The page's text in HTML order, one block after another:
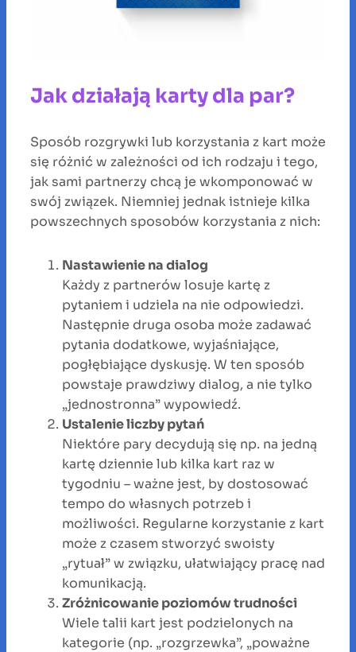
Jak działają karty dla par?
Sposób rozgrywki lub korzystania z kart może
się różnić w zależności od ich rodzaju i tego,
jak sami partnerzy chcą je wkomponować w
swój związek. Niemniej jednak istnieje kilka
powszechnych sposobów korzystania z nich:
Nastawienie na dialog
Każdy z partnerów losuje kartę z
pytaniem i udziela na nie odpowiedzi.
Następnie druga osoba może zadawać
pytania dodatkowe, wyjaśniające,
pogłębiające dyskusję. W ten sposób
powstaje prawdziwy dialog, a nie tylko
„jednostronna” wypowiedź.
Ustalenie liczby pytań
Niektóre pary decydują się np. na jedną
kartę dziennie lub kilka kart raz w
tygodniu – ważne jest, by dostosować
tempo do własnych potrzeb i
możliwości. Regularne korzystanie z kart
może z czasem stworzyć swoisty
„rytuał” w związku, ułatwiający pracę nad
komunikacją.
Zróżnicowanie poziomów trudności
Wiele talii kart jest podzielonych na
kategorie (np. „rozgrzewka”, „poważne